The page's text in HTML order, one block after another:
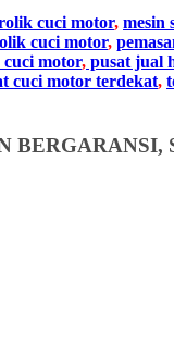
cuci motor, mesin
cuci motor,
cuci motor, pusat jual
cuci motor terdekat,